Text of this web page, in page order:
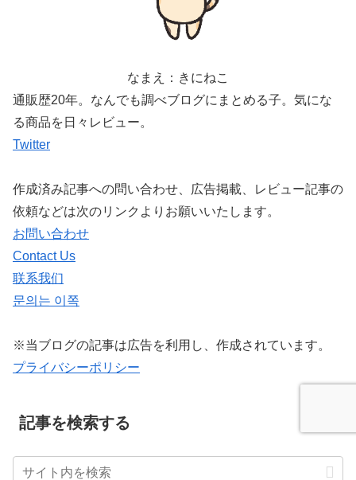
なまえ：きにねこ
通販歴20年。なんでも調べブログにまとめる子。気にな
る商品を日々レビュー。
Twitter
作成済み記事への問い合わせ、広告掲載、レビュー記事の
依頼などは次のリンクよりお願いいたします。
お問い合わせ
Contact Us
联系我们
문의는 이쪽
※当ブログの記事は広告を利用し、作成されています。
プライバシーポリシー
記事を検索する